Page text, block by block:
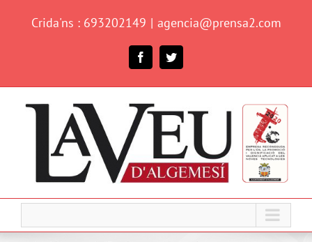
Crida'ns : 693202149 | agencia@prensa2.com
FacebookTwitter